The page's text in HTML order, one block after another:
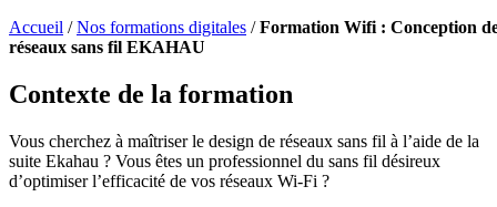
Accueil /Nos formations digitales /Formation Wifi : Conception
réseaux sans fil EKAHAU
Contexte de la formation
Vous cherchez à maîtriser le design de réseaux sans fil à l’aide de la
suite Ekahau ? Vous êtes un professionnel du sans fil désireux
d’optimiser l’efficacité de vos réseaux Wi-Fi ?